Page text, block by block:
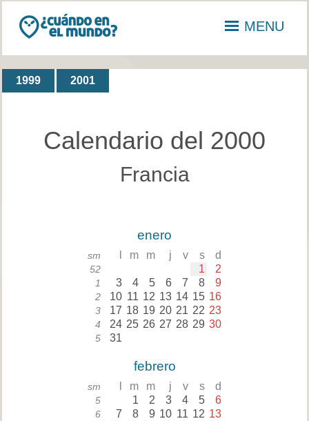
MENU
1999 2001
Calendario del 2000
Francia
enero
sm m m j v s d
52 1 2
1 3 4 5 6 7 8 9
2 10 11 12 13 14 15 16
3 17 18 19 20 21 22 23
4 24 25 26 27 28 29 30
5 31
febrero
sm m m j v s d
5 1 2 3 4 5 6
6 7 8 9 10 11 12 13